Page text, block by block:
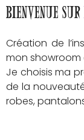
Bienvenue sur
Création de
mon showroom
Je choisis ma
de la
robes,